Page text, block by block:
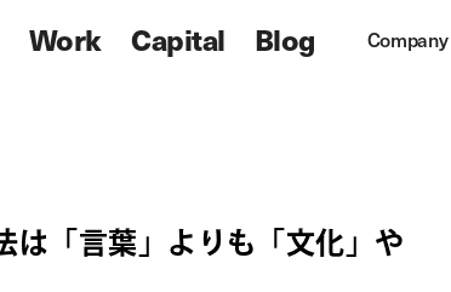
Work Capital Blog Company
は「言葉」よりも「文化」や